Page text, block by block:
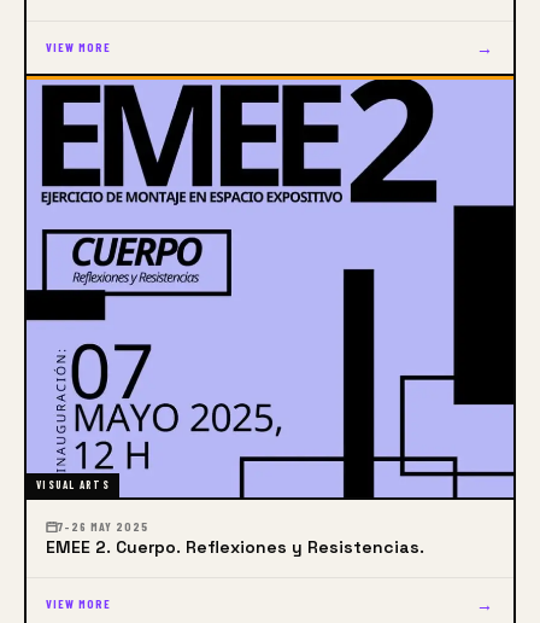
VIEW MORE →
VISUAL ARTS
7–26 MAY 2025
EMEE 2. Cuerpo. Reflexiones y Resistencias.
VIEW MORE →